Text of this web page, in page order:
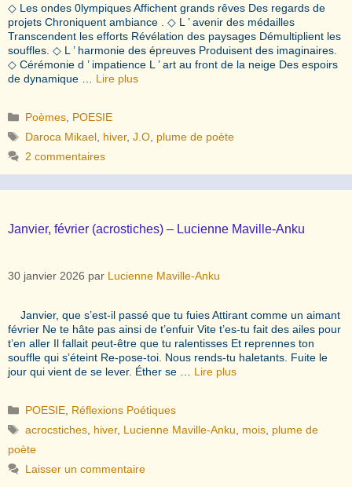
◇ Les ondes 0lympiques Affichent grands rêves Des regards de
projets Chroniquent ambiance . ◇ L ’ avenir des médailles
Transcendent les efforts Révélation des paysages Démultiplient les
souffles. ◇ L ’ harmonie des épreuves Produisent des imaginaires.
◇ Cérémonie d ’ impatience L ’ art au front de la neige Des espoirs
de dynamique … Lire plus
Catégories
Poèmes POESIE
Étiquettes
Daroca Mikael hiver,J.O plume de poète
2 commentaires
Janvier, février (acrostiches) – Lucienne Maville-Anku
30 janvier 2026 par Lucienne Maville-Anku
Janvier, que s’est-il passé que tu fuies Attirant comme un aimant
février Ne te hâte pas ainsi de t’enfuir Vite t’es-tu fait des ailes pour
t’en aller Il fallait peut-être que tu ralentisses Et reprennes ton
souffle qui s’éteint Re-pose-toi. Nous rends-tu haletants. Fuite le
jour qui vient de se lever. Éther se … Lire plus
Catégories
POESIE Réflexions Poétiques
Étiquettes
acrocstiches hiver, Lucienne Maville-Anku mois plume de
poète
Laisser un commentaire